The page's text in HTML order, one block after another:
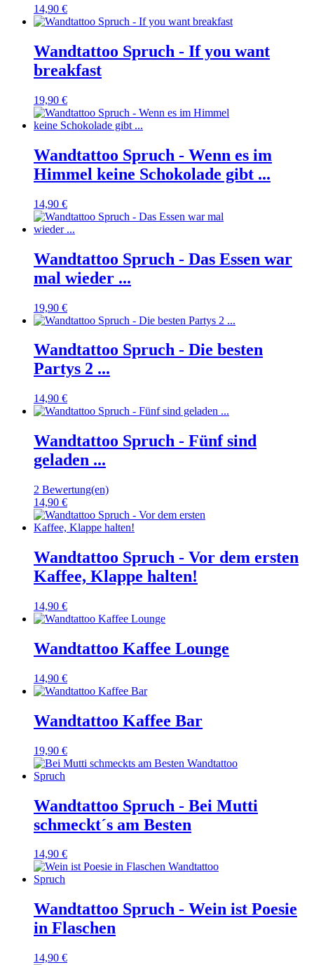
14,90 €
Wandtattoo Spruch - If you want
breakfast
19,90 €
Wandtattoo Spruch - Wenn es im
Himmel keine Schokolade gibt ...
14,90 €
Wandtattoo Spruch - Das Essen war
mal wieder ...
19,90 €
Wandtattoo Spruch - Die besten
Partys 2 ...
14,90 €
Wandtattoo Spruch - Fünf sind
geladen ...
2 Bewertung(en)
14,90 €
Wandtattoo Spruch - Vor dem ersten
Kaffee, Klappe halten!
14,90 €
Wandtattoo Kaffee Lounge
14,90 €
Wandtattoo Kaffee Bar
19,90 €
Wandtattoo Spruch - Bei Mutti
schmeckt´s am Besten
14,90 €
Wandtattoo Spruch - Wein ist Poesie
in Flaschen
14,90 €